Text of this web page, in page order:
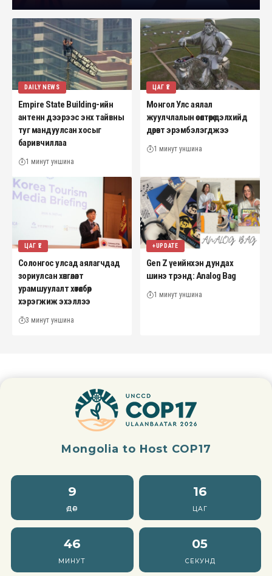
DAILY NEWS
Empire State Building-ийн
антенн дээрээс энх тайвны
туг мандуулсан хосыг
баривчиллаа
1 минут уншина
ЦАГ ҮЕ
Монгол Улс аялал
жуулчлалын өсөлтөөрөө дэлхийд
дөрөвт эрэмбэлэгджээ
1 минут уншина
ЦАГ ҮЕ
Солонгос улсад аялагчдад
зориулсан хөнгөлөлт
урамшуулалт хөтөлбөр
хэрэгжиж эхэллээ
3 минут уншина
+UPDATE
Gen Z үеийнхэн дундах
шинэ трэнд: Analog Bag
1 минут уншина
Mongolia to Host COP17
9
ӨДӨР
16
ЦАГ
46
МИНУТ
03
СЕКУНД